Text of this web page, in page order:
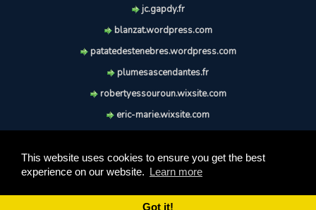
This website uses cookies to ensure you get the best
experience on our website. Learn more
Got it!
jc.gapdy.fr
blanzat.wordpress.com
patatedestenebres.wordpress.com
plumesascendantes.fr
robertyessouroun.wixsite.com
eric-marie.wixsite.com
soufflereve.blogspot.com
Ce site est réalisé et maintenu avec coeur et passion.